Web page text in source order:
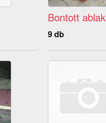
Bontott ablak
9 db